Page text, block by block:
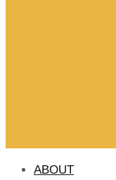
ABOUT